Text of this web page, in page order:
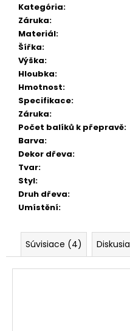
Kategória:
Záruka:
Materiál:
Šířka:
Výška:
Hloubka:
Hmotnost:
Specifikace:
Záruka:
Počet balíků k přepravě:
Barva:
Dekor dřeva:
Tvar:
Styl:
Druh dřeva:
Umístění:
Súvisiace (4) Diskusia